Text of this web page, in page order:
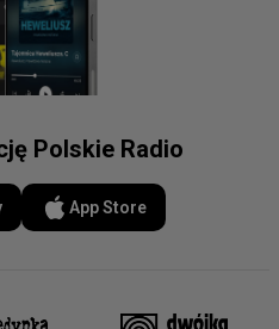
Polskie Radio
App Store